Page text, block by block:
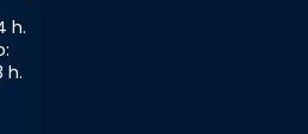
h.
h.